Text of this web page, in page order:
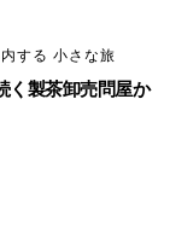
する 小さな旅
く製茶卸売問屋か